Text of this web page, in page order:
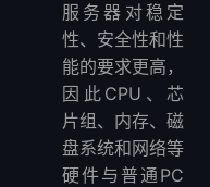
服务器对稳定
性、安全性和性
能的要求更高，
因此CPU、芯
片组、内存、磁
盘系统和网络等
硬件与普通PC